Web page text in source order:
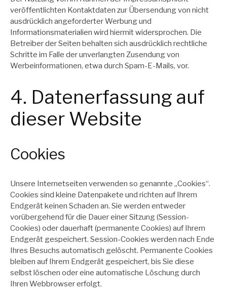
veröffentlichten Kontaktdaten zur Übersendung von nicht
ausdrücklich angeforderter Werbung und
Informationsmaterialien wird hiermit widersprochen. Die
Betreiber der Seiten behalten sich ausdrücklich rechtliche
Schritte im Falle der unverlangten Zusendung von
Werbeinformationen, etwa durch Spam-E-Mails, vor.
4. Datenerfassung auf
dieser Website
Cookies
Unsere Internetseiten verwenden so genannte „Cookies“.
Cookies sind kleine Datenpakete und richten auf Ihrem
Endgerät keinen Schaden an. Sie werden entweder
vorübergehend für die Dauer einer Sitzung (Session-
Cookies) oder dauerhaft (permanente Cookies) auf Ihrem
Endgerät gespeichert. Session-Cookies werden nach Ende
Ihres Besuchs automatisch gelöscht. Permanente Cookies
bleiben auf Ihrem Endgerät gespeichert, bis Sie diese
selbst löschen oder eine automatische Löschung durch
Ihren Webbrowser erfolgt.